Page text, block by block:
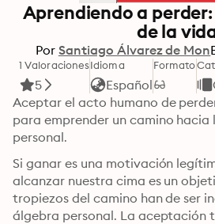
Aprendiendo a
de la
Por Santiago Álvarez de Mon
1 Valoraciones
5
Idioma
Español
Formato
Aceptar el acto humano de
para emprender un camino hacia
personal.
Si ganar es una motivación
alcanzar nuestra cima es un
tropiezos del camino han de ser
álgebra personal. La aceptación